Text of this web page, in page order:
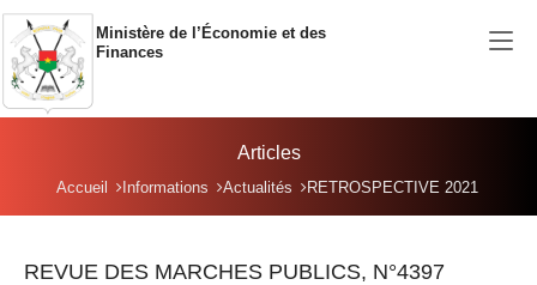
Aller au contenu principal
Ministère de l’Économie et des
Finances
Articles
Vous êtes ici:
Accueil Informations Actualités RETROSPECTIVE 2021
REVUE DES MARCHES PUBLICS, N°4397